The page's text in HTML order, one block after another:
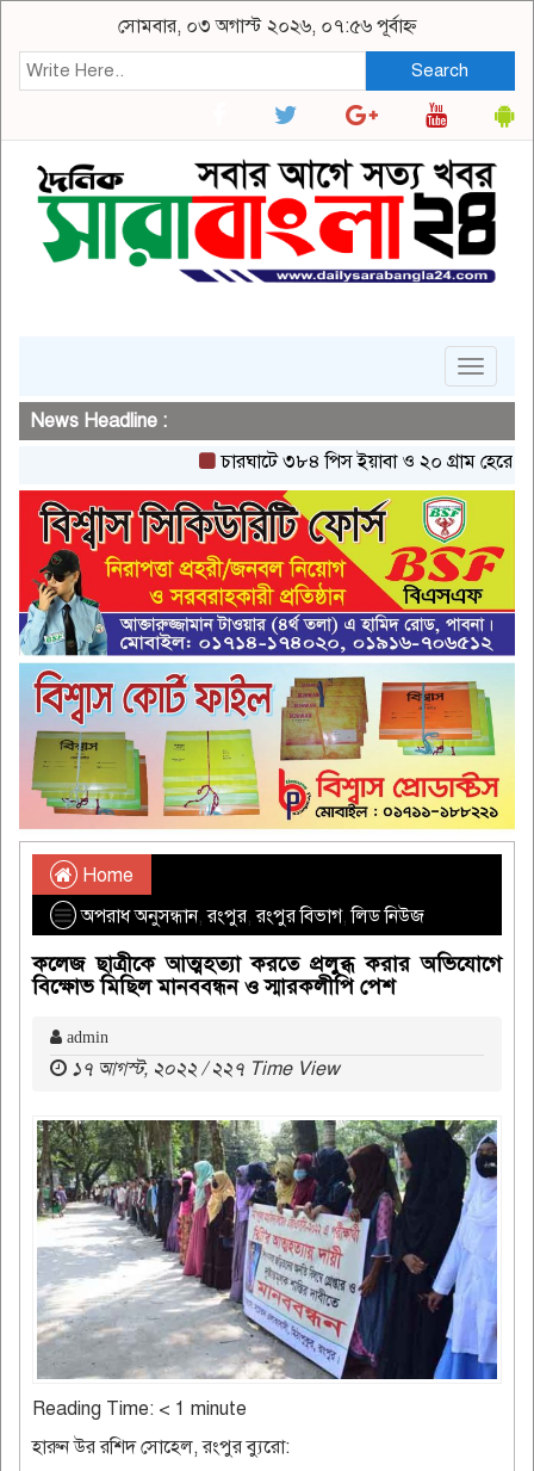
সোমবার, ০৩ অগাস্ট ২০২৬, ০৭:৫৬ পূর্বাহ্ন
Search
Toggle
News Headline :
চারঘাটে ৩৮৪ পিস ইয়াবা ও ২০ গ্রাম হেরোইনসহ
Home
অপরাধ অনুসন্ধান,রংপুর,রংপুর বিভাগ,লিড নিউজ
কলেজ ছাত্রীকে আত্মহত্যা করতে প্রলুব্ধ করার অভিযোগে
বিক্ষোভ মিছিল মানববন্ধন ও স্মারকলীপি পেশ
admin
১৭ আগস্ট, ২০২২ / ২২৭ Time View
Reading Time: < 1 minute
হারুন উর রশিদ সোহেল, রংপুর ব্যুরো: